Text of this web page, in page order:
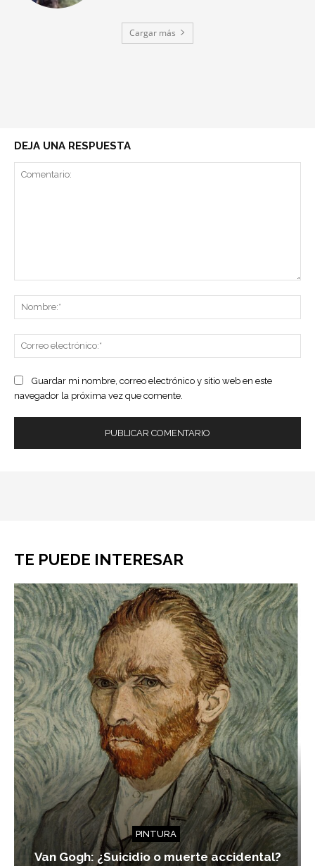
Cargar más
DEJA UNA RESPUESTA
Guardar mi nombre, correo electrónico y sitio web en este
navegador la próxima vez que comente.
TE PUEDE INTERESAR
PINTURA
Van Gogh: ¿Suicidio o muerte accidental?